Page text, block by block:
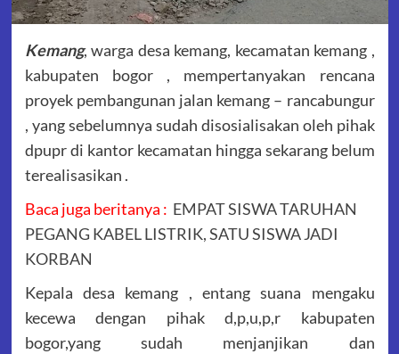
Kemang, warga desa kemang, kecamatan kemang ,
kabupaten bogor , mempertanyakan rencana
proyek pembangunan jalan kemang – rancabungur
, yang sebelumnya sudah disosialisakan oleh pihak
dpupr di kantor kecamatan hingga sekarang belum
terealisasikan .
Baca juga beritanya : EMPAT SISWA TARUHAN
PEGANG KABEL LISTRIK, SATU SISWA JADI
KORBAN
Kepala desa kemang , entang suana mengaku
kecewa dengan pihak d,p,u,p,r kabupaten
bogor,yang sudah menjanjikan dan